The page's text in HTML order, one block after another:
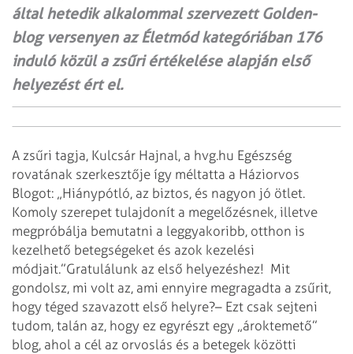
által hetedik alkalommal szervezett Golden­
blog versenyen az Életmód kategóriában 176
induló közül a zsűri értékelése alapján első
helyezést ért el.
A zsűri tagja, Kulcsár Hajnal, a hvg.hu Egészség
rovatának szerkesztője így méltatta a Háziorvos
Blogot: „Hiánypótló, az biztos, és nagyon jó ötlet.
Komoly szerepet tulajdonít a megelőzésnek, illetve
megpróbálja bemutatni a leggyakoribb, otthon is
kezelhető betegségeket és azok kezelési
módjait.”Gratulálunk az első helyezéshez! Mit
gondolsz, mi volt az, ami ennyire megragadta a zsűrit,
hogy téged szavazott első helyre?– Ezt csak sejteni
tudom, talán az, hogy ez egyrészt egy „ároktemető”
blog, ahol a cél az orvoslás és a betegek közötti